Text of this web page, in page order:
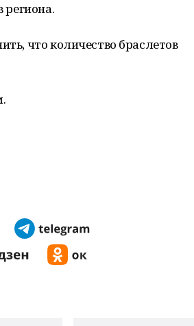
региона.
что количество браслетов